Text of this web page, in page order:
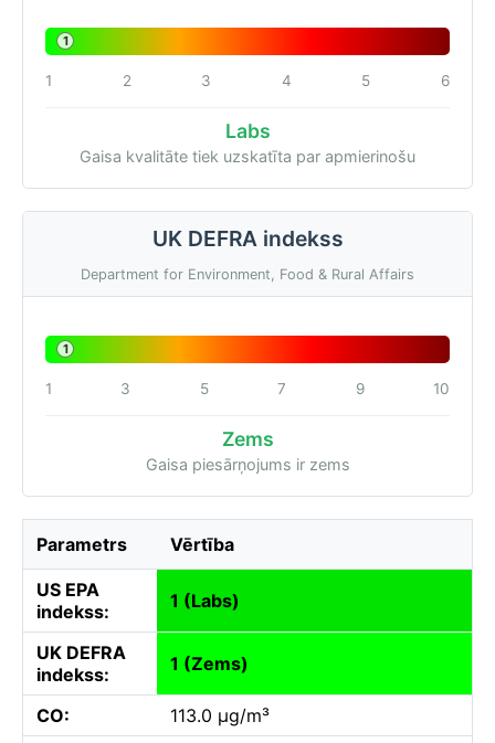
1
1 2 3 4 5 6
Labs
Gaisa kvalitāte tiek uzskatīta par apmierinošu
UK DEFRA indekss
Department for Environment, Food & Rural Affairs
1
1 3 5 7 9 10
Zems
Gaisa piesārņojums ir zems
Parametrs Vērtība
US EPA
indekss:
1 (Labs)
UK DEFRA
indekss:
1 (Zems)
CO:
113.0 µg/m³